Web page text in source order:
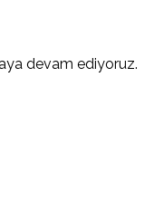
devam ediyoruz.